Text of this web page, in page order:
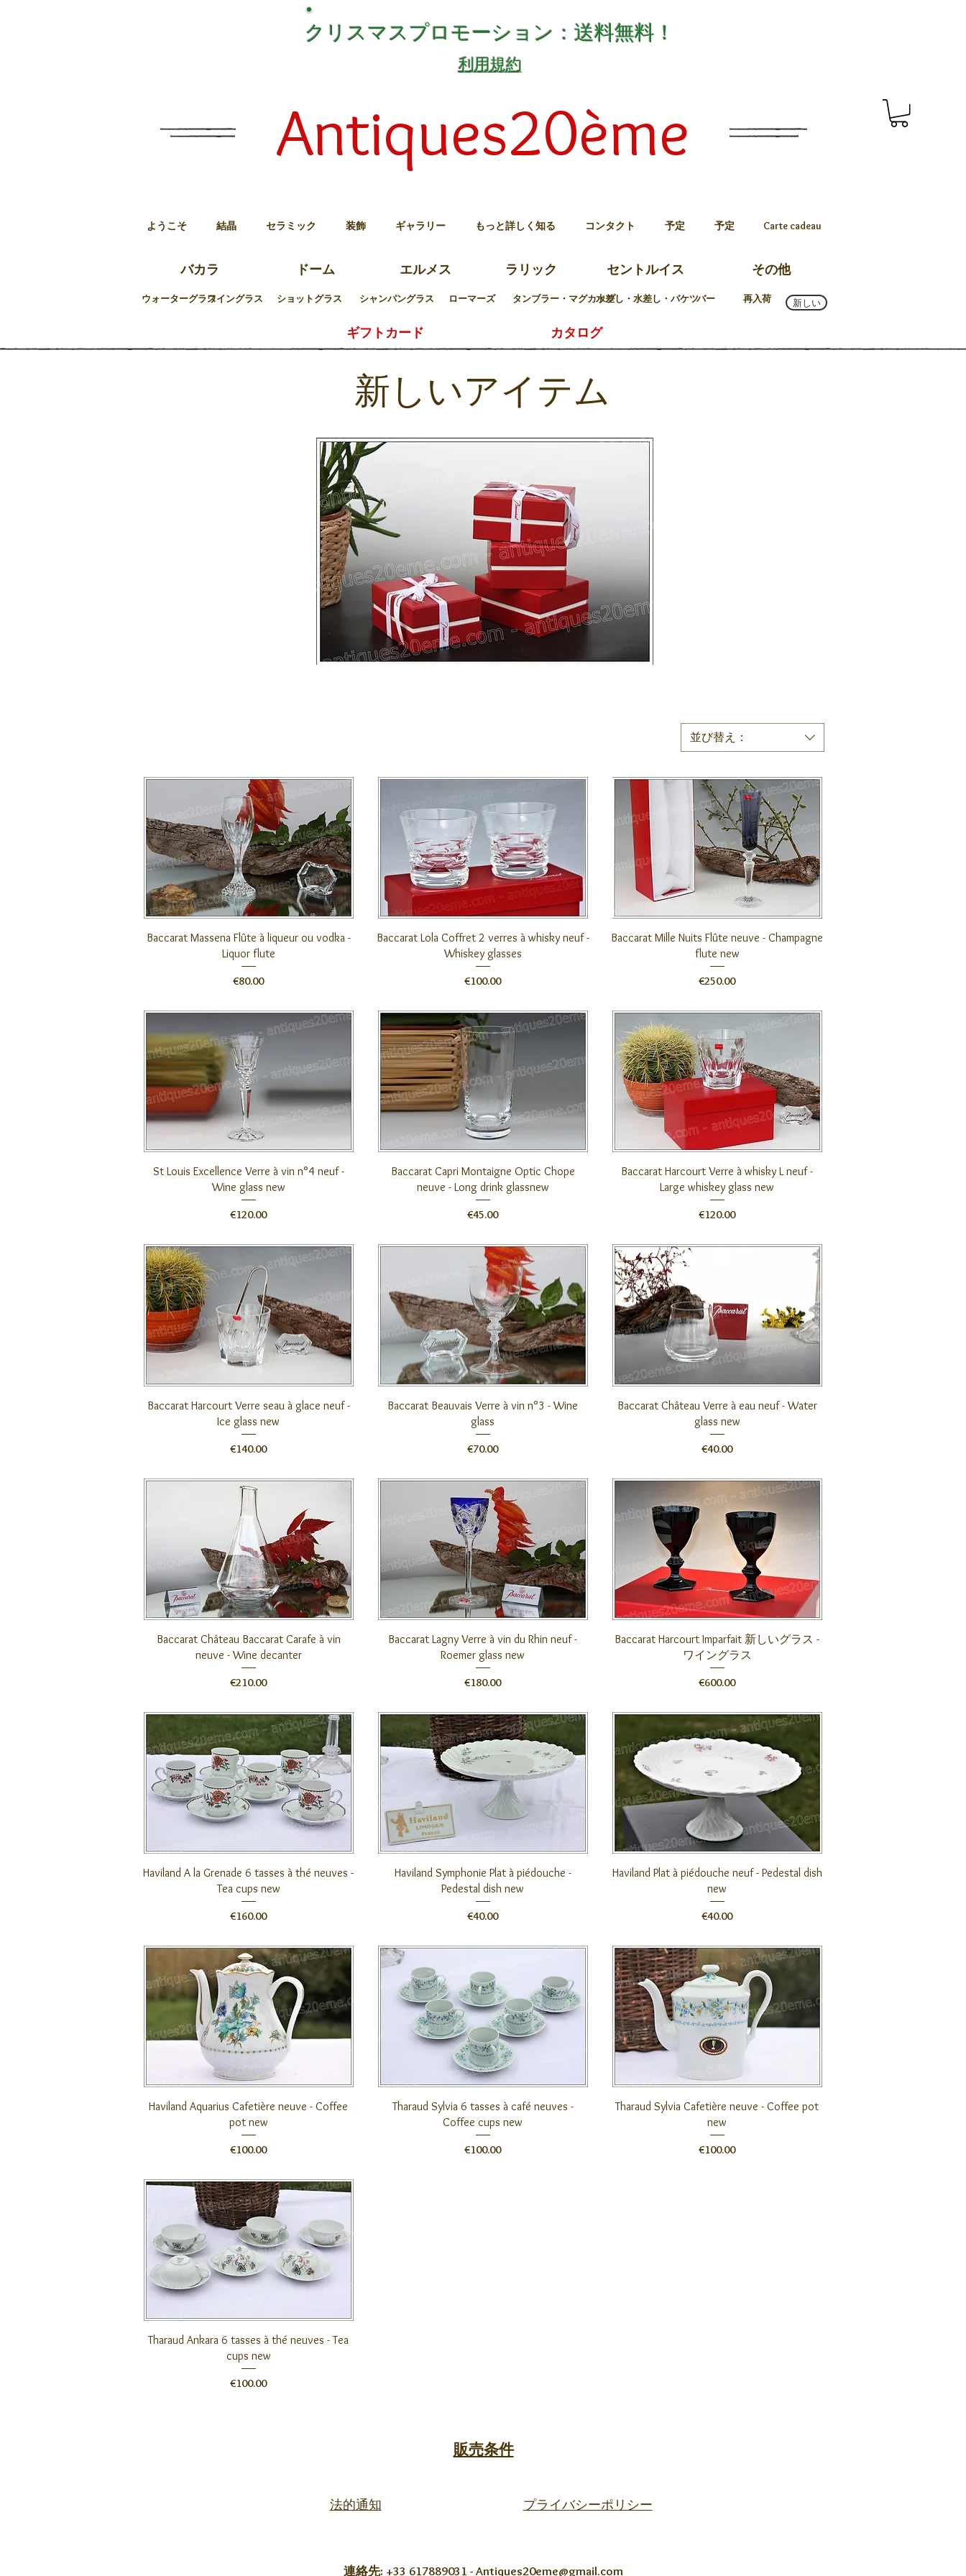
クリスマスプロモーション：送料無料！
利用規約
Antiques20ème
ようこそ 結晶 セラミック 装飾 ギャラリー もっと詳しく知る コンタクト 予定 予定 Carte cadeau
バカラ ドーム エルメス ラリック セントルイス その他
ウォーターグラスワイングラス ショットグラス シャンパングラス ローマーズ タンブラー・マグカップ水差し・水差し・バケツバー 再入荷 新しい
ギフトカード カタログ
新しいアイテム
並び替え：
クイックビュー
Baccarat Massena Flûte à liqueur ou vodka -
Liquor flute
価格
€80.00
クイックビュー
Baccarat Lola Coffret 2 verres à whisky neuf -
Whiskey glasses
価格
€100.00
クイックビュー
Baccarat Mille Nuits Flûte neuve - Champagne
flute new
価格
€250.00
クイックビュー
St Louis Excellence Verre à vin n°4 neuf -
Wine glass new
価格
€120.00
クイックビュー
Baccarat Capri Montaigne Optic Chope
neuve - Long drink glassnew
価格
€45.00
クイックビュー
Baccarat Harcourt Verre à whisky L neuf -
Large whiskey glass new
価格
€120.00
クイックビュー
Baccarat Harcourt Verre seau à glace neuf -
Ice glass new
価格
€140.00
クイックビュー
Baccarat Beauvais Verre à vin n°3 - Wine
glass
価格
€70.00
クイックビュー
Baccarat Château Verre à eau neuf - Water
glass new
価格
€40.00
クイックビュー
Baccarat Château Baccarat Carafe à vin
neuve - Wine decanter
価格
€210.00
クイックビュー
Baccarat Lagny Verre à vin du Rhin neuf -
Roemer glass new
価格
€180.00
クイックビュー
Baccarat Harcourt Imparfait 新しいグラス -
ワイングラス
価格
€600.00
クイックビュー
Haviland A la Grenade 6 tasses à thé neuves -
Tea cups new
価格
€160.00
クイックビュー
Haviland Symphonie Plat à piédouche -
Pedestal dish new
価格
€40.00
クイックビュー
Haviland Plat à piédouche neuf - Pedestal dish
new
価格
€40.00
クイックビュー
Haviland Aquarius Cafetière neuve - Coffee
pot new
価格
€100.00
クイックビュー
Tharaud Sylvia 6 tasses à café neuves -
Coffee cups new
価格
€100.00
クイックビュー
Tharaud Sylvia Cafetière neuve - Coffee pot
new
価格
€100.00
クイックビュー
Tharaud Ankara 6 tasses à thé neuves - Tea
cups new
価格
€100.00
販売条件
法的通知 プライバシーポリシー
連絡先: +33 617889031 - Antiques20eme@gmail.com